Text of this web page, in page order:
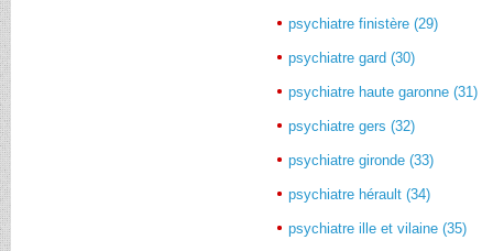
psychiatre finistère (29)
psychiatre gard (30)
psychiatre haute garonne (31)
psychiatre gers (32)
psychiatre gironde (33)
psychiatre hérault (34)
psychiatre ille et vilaine (35)